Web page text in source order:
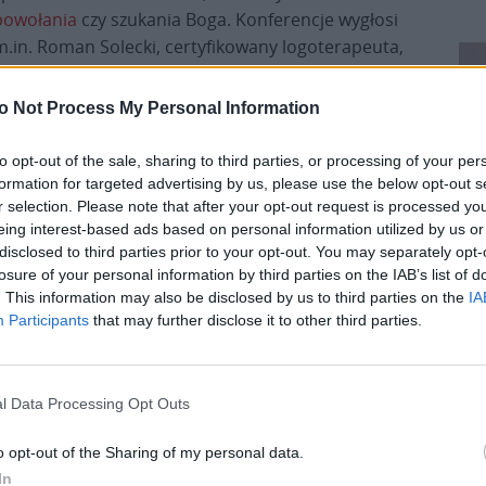
Not Process My Personal Information
opt-out of the sale, sharing to third parties, or processing of your
for targeted advertising by us, please use the below opt-out
selection. Please note that after your opt-out request is processed
interest-based ads based on personal information utilized by us
to third parties prior to your opt-out. You may separately
of your personal information by third parties on the IAB’s list of
This information may also be disclosed by us to third parties on the
Participants that may further disclose it to other third parties.
Data Processing Opt Outs
opt-out of the Sharing of my personal data.
czy szukania Boga. Konferencje wygłosi
Roman Solecki, certyfikowany logoterapeuta,
uzależnień, pedagog, mediator.
i Kuba Bukowscy wygłoszą prelekcję dla
opowie o rozeznawaniu nie tylko powołania
ks. Grzegorz Szczygieł, saletyn, zwróci uwagę na
duchowe związane ze zmianą życia.
dnia wieczorem zaplanowano koncert lub
Muode Koty oraz zespół Saletyńskich